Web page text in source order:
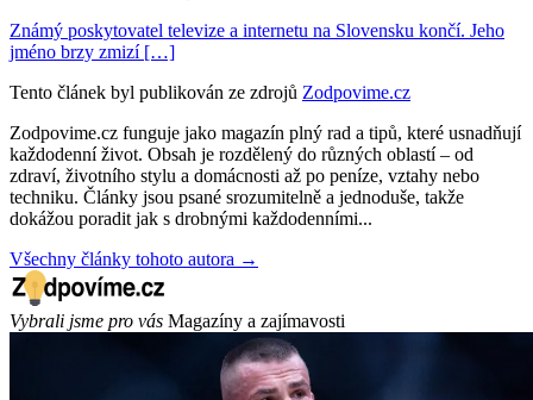
Známý poskytovatel televize a internetu na Slovensku končí. Jeho
jméno brzy zmizí […]
Tento článek byl publikován ze zdrojů Zodpovime.cz
Zodpovime.cz funguje jako magazín plný rad a tipů, které usnadňují
každodenní život. Obsah je rozdělený do různých oblastí – od
zdraví, životního stylu a domácnosti až po peníze, vztahy nebo
techniku. Články jsou psané srozumitelně a jednoduše, takže
dokážou poradit jak s drobnými každodenními...
Všechny články tohoto autora →
Vybrali jsme pro vás Magazíny a zajímavosti